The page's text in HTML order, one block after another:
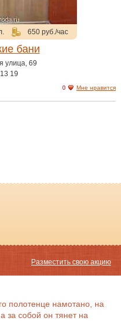
650 руб./час
бани
улица, 69
19
0 Мне нравится
Разместить свою акцию
полотенце намотано, на
за собой он тянет на